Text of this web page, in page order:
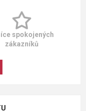
spokojených
zákazníků